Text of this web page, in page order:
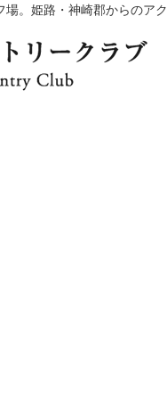
。姫路・神崎郡からのアク